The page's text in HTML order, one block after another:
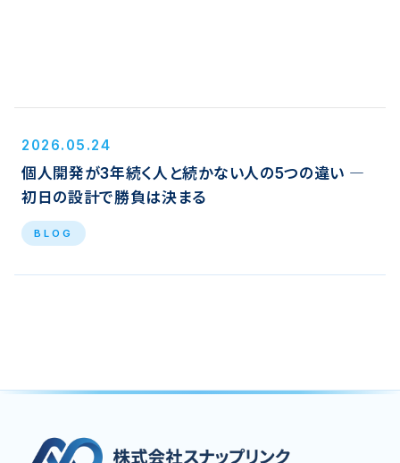
2026.05.24
個人開発が3年続く人と続かない人の5つの違い ―
初日の設計で勝負は決まる
BLOG